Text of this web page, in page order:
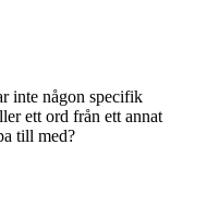
inte någon specifik
ett ord från ett annat
till med?